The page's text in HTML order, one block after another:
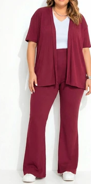
- Conjunto Bordô com